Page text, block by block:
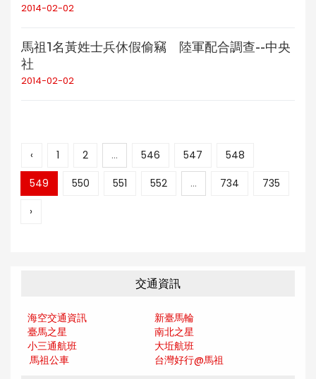
2014-02-02
馬祖1名黃姓士兵休假偷竊 陸軍配合調查--中央
社
2014-02-02
‹ 1 2 ... 546 547
548
549
550 551 552 ... 734
735
›
交通資訊
海空交通資訊
新臺馬輪
臺馬之星
南北之星
小三通航班
大坵航班
馬祖公車
台灣好行@馬祖